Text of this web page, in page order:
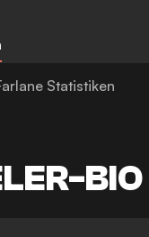
Statistiken
BIO